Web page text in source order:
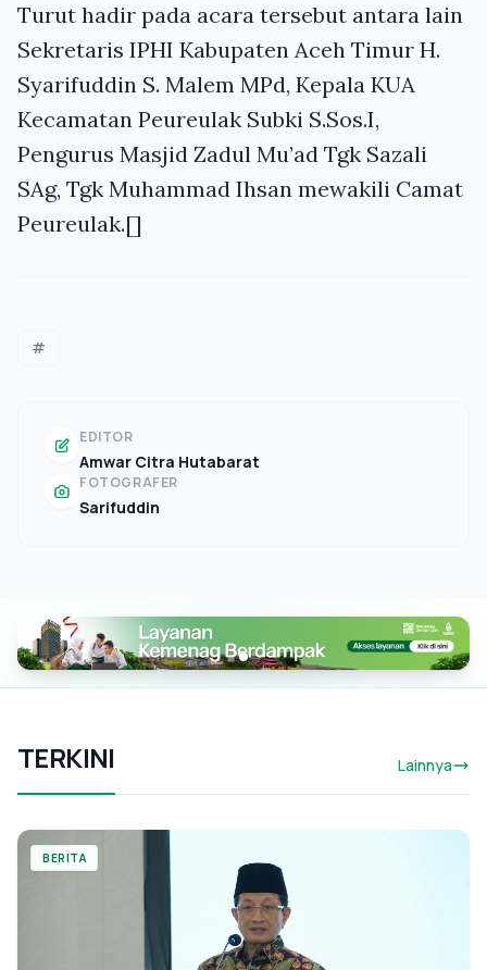
Turut hadir pada acara tersebut antara lain
Sekretaris IPHI Kabupaten Aceh Timur H.
Syarifuddin S. Malem MPd, Kepala KUA
Kecamatan Peureulak Subki S.Sos.I,
Pengurus Masjid Zadul Mu’ad Tgk Sazali
SAg, Tgk Muhammad Ihsan mewakili Camat
Peureulak.[]
#
EDITOR
Amwar Citra Hutabarat
FOTOGRAFER
Sarifuddin
TERKINI Lainnya
BERITA